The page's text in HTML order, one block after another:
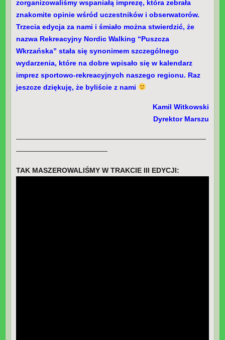
zorganizowaliśmy wspaniałą imprezę, która zebrała
znakomite opinie wśród uczestników i obserwatorów.
Trzecia edycja za nami i śmiało można stwierdzić, że
nazwa Rekreacyjny Nordic Walking “Puszcza
Wkrzańska” stała się synonimem szczególnego
wydarzenia, które na dobre wpisało się w kalendarz
imprez sportowo-rekreacyjnych naszego regionu. Raz
jeszcze dziękuję, że byliście z nami
Kamil Witkowski
Dyrektor Marszu
———————————————————————————
—————————————
TAK MASZEROWALIŚMY W TRAKCIE III EDYCJI: